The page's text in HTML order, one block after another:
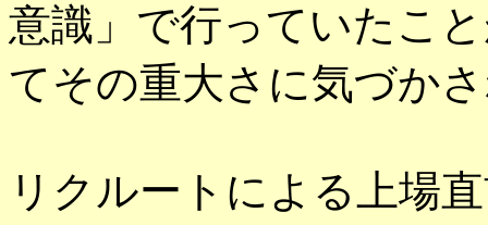
意識」で行っていたこ
てその重大さに気づか
リクルートによる上場